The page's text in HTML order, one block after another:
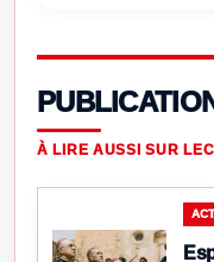
À LIRE AUSSI SUR